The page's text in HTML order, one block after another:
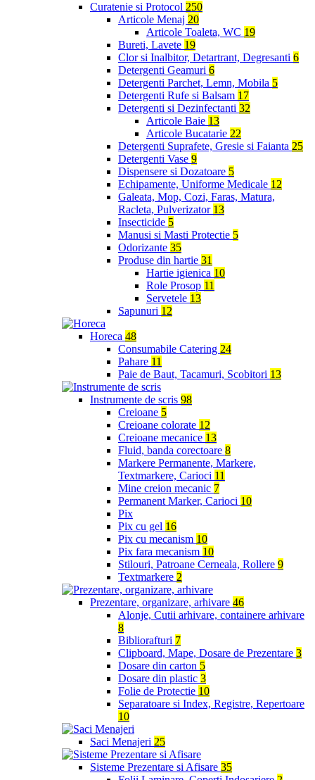
Curatenie si Protocol 250
Articole Menaj 20
Articole Toaleta, WC 19
Bureti, Lavete 19
Clor si Inalbitor, Detartrant, Degresanti 6
Detergenti Geamuri 6
Detergenti Parchet, Lemn, Mobila 5
Detergenti Rufe si Balsam 17
Detergenti si Dezinfectanti 32
Articole Baie 13
Articole Bucatarie 22
Detergenti Suprafete, Gresie si Faianta 25
Detergenti Vase 9
Dispensere si Dozatoare 5
Echipamente, Uniforme Medicale 12
Galeata, Mop, Cozi, Faras, Matura,
Racleta, Pulverizator 13
Insecticide 5
Manusi si Masti Protectie 5
Odorizante 35
Produse din hartie 31
Hartie igienica 10
Role Prosop 11
Servetele 13
Sapunuri 12
Horeca 48
Consumabile Catering 24
Pahare 11
Paie de Baut, Tacamuri, Scobitori 13
Instrumente de scris 98
Creioane 5
Creioane colorate 12
Creioane mecanice 13
Fluid, banda corectoare 8
Markere Permanente, Markere,
Textmarkere, Carioci 11
Mine creion mecanic 7
Permanent Marker, Carioci 10
Pix
Pix cu gel 16
Pix cu mecanism 10
Pix fara mecanism 10
Stilouri, Patroane Cerneala, Rollere 9
Textmarkere 2
Prezentare, organizare, arhivare 46
Alonje, Cutii arhivare, containere arhivare
8
Bibliorafturi 7
Clipboard, Mape, Dosare de Prezentare 3
Dosare din carton 5
Dosare din plastic 3
Folie de Protectie 10
Separatoare si Index, Registre, Repertoare
10
Saci Menajeri 25
Sisteme Prezentare si Afisare 35